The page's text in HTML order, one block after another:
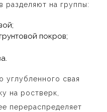
разделяют на группы:
покров;
углубленного свая
на ростверк,
перераспределяет